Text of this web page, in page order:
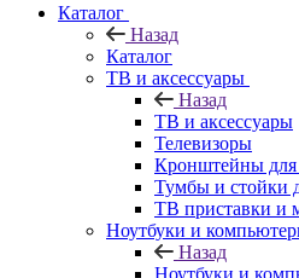
Каталог
Назад
Каталог
ТВ и аксессуары
Назад
ТВ и аксессуары
Телевизоры
Кронштейны
Тумбы и стойки
ТВ приставки и
Ноутбуки и
Назад
Ноутбуки и